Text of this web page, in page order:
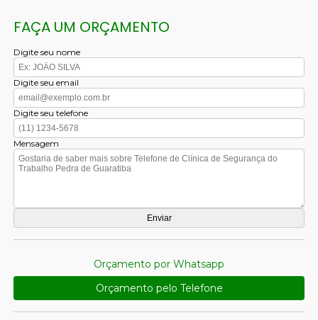
FAÇA UM ORÇAMENTO
Digite seu nome
Digite seu email
Digite seu telefone
Mensagem
Orçamento por Whatsapp
Orçamento pelo Telefone